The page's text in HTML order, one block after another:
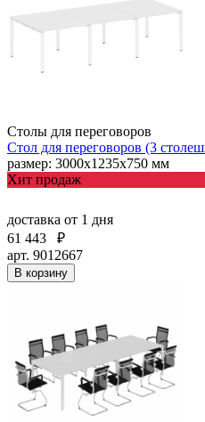
Столы для переговоров
Стол для переговоров (3
размер: 3000х1235х750 мм
Хит продаж
доставка от 1 дня
61 443
₽
арт. 9012667
В корзину